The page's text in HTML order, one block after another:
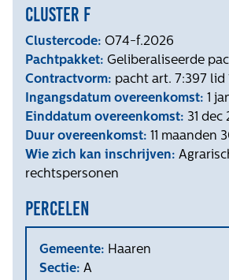
Cluster f
Clustercode: O74-f.2026
Pachtpakket: Geliberaliseerde
Contractvorm: pacht art. 7:397 lid
Ingangsdatum overeenkomst: 1
Einddatum overeenkomst: 31 dec
Duur overeenkomst: 11 maanden
Wie zich kan inschrijven:
rechtspersonen
Percelen
Gemeente: Haaren
Sectie: A